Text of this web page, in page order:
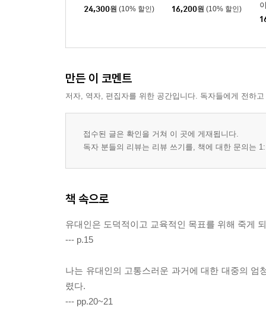
24,300원 (10% 할인) 16,200원 (10% 할인)
만든 이 코멘트
저자, 역자, 편집자를 위한 공간입니다. 독자들에게 전하
접수된 글은 확인을 거쳐 이 곳에 게재됩니다.
독자 분들의 리뷰는 리뷰 쓰기를, 책에 대한 문의는
책 속으로
유대인은 도덕적이고 교육적인 목표를 위해 죽게
--- p.15
나는 유대인의 고통스러운 과거에 대한 대중의
렸다.
--- pp.20~21